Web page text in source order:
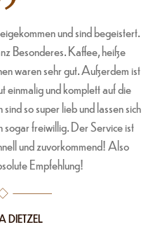
und sind begeistert.
Besonderes. Kaffee, heiße
waren sehr gut. Außerdem ist
einmalig und komplett auf die
so super lieb und lassen sich
sogar freiwillig. Der Service ist
und zuvorkommend! Also
Empfehlung!
DIETZEL